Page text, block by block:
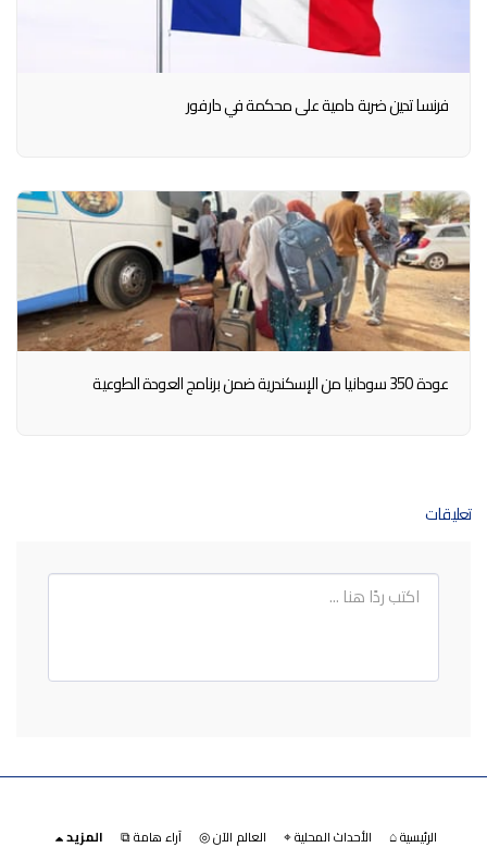
فرنسا تدين ضربة دامية على محكمة في دارفور
عودة 350 سودانيا من الإسكندرية ضمن برنامج العودة الطوعية
تعليقات
الرئيسية ⌂ الأحداث المحلية ⌖ العالم الآن ◎ آراء هامة ⧉ المزيد